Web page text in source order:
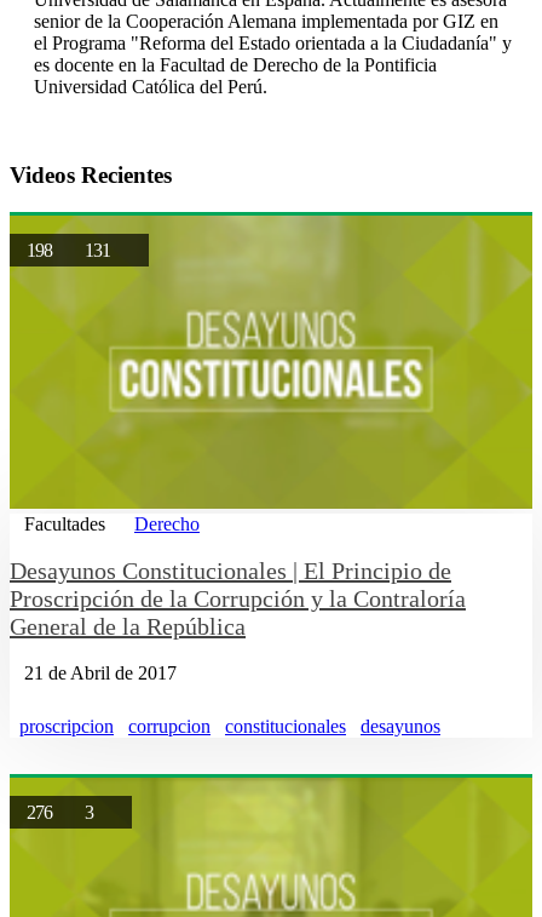
senior de la Cooperación Alemana implementada por GIZ en
el Programa "Reforma del Estado orientada a la Ciudadanía" y
es docente en la Facultad de Derecho de la Pontificia
Universidad Católica del Perú.
Videos Recientes
198 131
Facultades Derecho
Desayunos Constitucionales | El Principio de
Proscripción de la Corrupción y la Contraloría
General de la República
21 de Abril de 2017
proscripcion corrupcion constitucionales desayunos
276 3